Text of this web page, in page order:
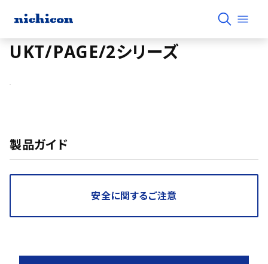
UKT/PAGE/2シリーズ
製品ガイド
安全に関するご注意